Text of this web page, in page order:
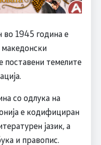
во 1945 година е
поставени темелите
со одлука на
е кодифициран
јазик, а
и правопис.